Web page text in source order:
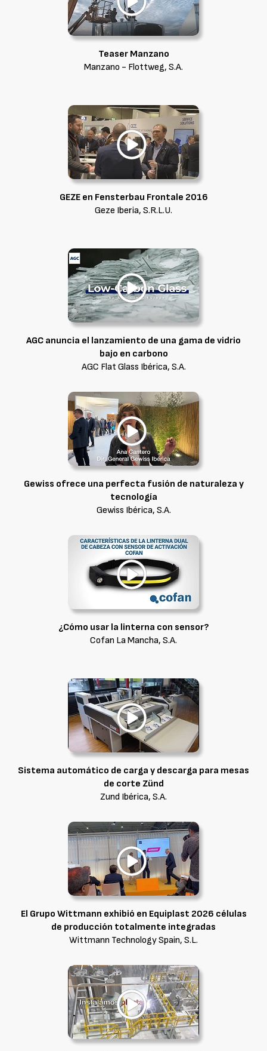
Teaser Manzano
Manzano - Flottweg, S.A.
GEZE en Fensterbau Frontale 2016
Geze Iberia, S.R.L.U.
AGC anuncia el lanzamiento de una gama de vidrio
bajo en carbono
AGC Flat Glass Ibérica, S.A.
Gewiss ofrece una perfecta fusión de naturaleza y
tecnología
Gewiss Ibérica, S.A.
¿Cómo usar la linterna con sensor?
Cofan La Mancha, S.A.
Sistema automático de carga y descarga para mesas
de corte Zünd
Zund Ibérica, S.A.
El Grupo Wittmann exhibió en Equiplast 2026 células
de producción totalmente integradas
Wittmann Technology Spain, S.L.